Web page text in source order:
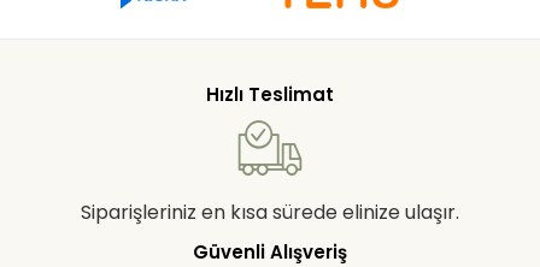
Hızlı Teslimat
Siparişleriniz en kısa sürede elinize ulaşır.
Güvenli Alışveriş